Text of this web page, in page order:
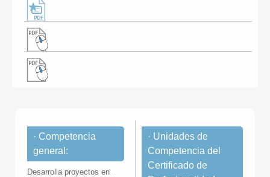
· Competencia
general:
Desarrolla proyectos en
· Unidades de
Competencia del
Certificado de